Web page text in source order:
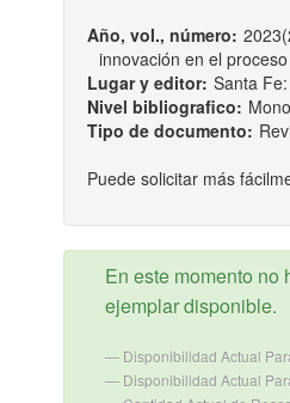
Año, vol., número:
innovación en el
Lugar y editor: Santa
Nivel bibliografico:
Tipo de documento:
Puede solicitar más
En este momento no
ejemplar disponible.
Disponibilidad Actual
Disponibilidad Actual